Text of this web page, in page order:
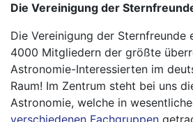
Die Vereinigung der
Die Vereinigung der Sternfreunde
4000 Mitgliedern der größte
Astronomie-Interessierten im
Raum! Im Zentrum steht bei uns
Astronomie, welche in
verschiedenen Fachgruppen